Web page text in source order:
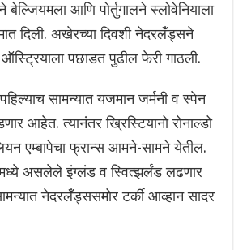
आणि पोर्तुगालने स्लोवेनियाला
दिली. अखेरच्या दिवशी नेदरलँड्सने
ऑस्ट्रियाला पछाडत पुढील फेरी गाठली.
सामन्यात यजमान जर्मनी व स्पेन
आहेत. त्यानंतर ख्रिस्टियानो रोनाल्डो
एम्बापेचा फ्रान्स आमने-सामने येतील.
असलेले इंग्लंड व स्वित्झर्लंड लढणार
नेदरलँड्ससमोर टर्की आव्हान सादर